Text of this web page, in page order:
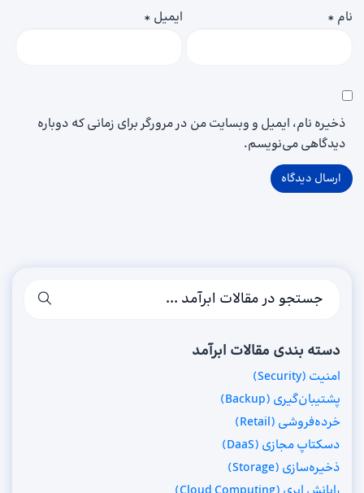
نام * ایمیل *
ذخیره نام، ایمیل و وبسایت من در مرورگر برای زمانی که دوباره
دیدگاهی می‌نویسم.
دسته بندی مقالات ابرآمد
امنیت (Security)
پشتیبان‌گیری (Backup)
خرده‌فروشی (Retail)
دسکتاپ مجازی (DaaS)
ذخیره‌سازی (Storage)